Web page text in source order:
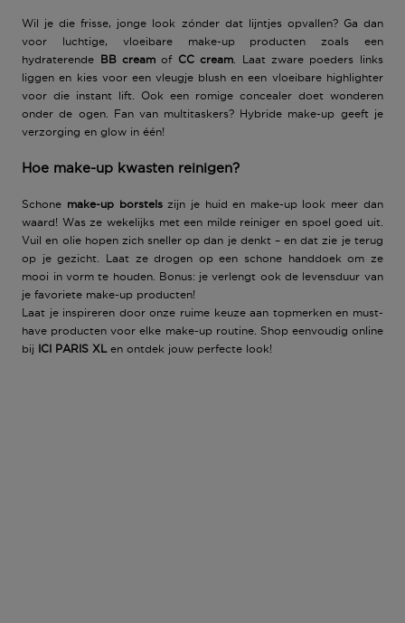
Wil je die frisse, jonge look zónder dat lijntjes opvallen? Ga dan
voor luchtige, vloeibare
make-up producten zoals een
hydraterende
BB cream of CC cream . Laat zware poeders links
liggen en kies voor een vleugje blush en een vloeibare highlighter
voor die instant lift. Ook een romige concealer doet wonderen
onder de ogen. Fan van multitaskers? Hybride make-up geeft je
verzorging en glow in één!
Hoe make-up kwasten reinigen?
Schone make-up borstelszijn je huid en make-up look meer dan
waard! Was ze wekelijks met een milde reiniger en spoel goed uit.
Vuil en olie hopen zich sneller op dan je denkt – en dat zie je terug
op je gezicht. Laat ze drogen op een schone handdoek om ze
mooi in vorm te houden. Bonus: je verlengt ook de levensduur van
je favoriete make-up producten!
Laat je inspireren door onze ruime keuze aan topmerken en must-
have producten voor elke make-up routine. Shop eenvoudig online
bij ICI PARIS XL en ontdek jouw perfecte look!